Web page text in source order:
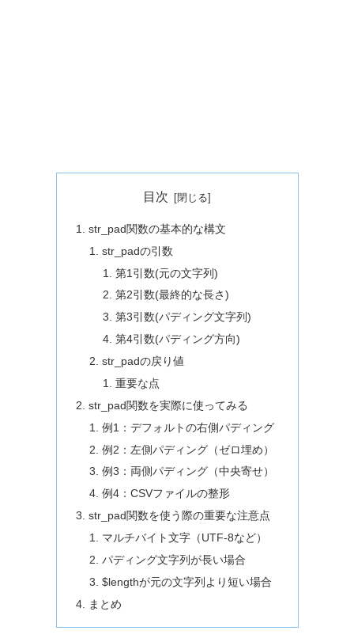
目次
str_pad関数の基本的な構文
str_padの引数
第1引数(元の文字列)
第2引数(最終的な長さ)
第3引数(パディング文字列)
第4引数(パディング方向)
str_padの戻り値
重要な点
str_pad関数を実際に使ってみる
例1：デフォルトの右側パディング
例2：左側パディング（ゼロ埋め）
例3：両側パディング（中央寄せ）
例4：CSVファイルの整形
str_pad関数を使う際の重要な注意点
マルチバイト文字（UTF-8など）
パディング文字列が長い場合
$lengthが元の文字列より短い場合
まとめ